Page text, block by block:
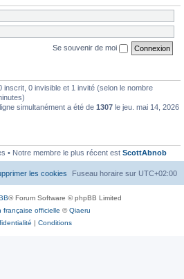
Se souvenir de moi
inscrit, 0 invisible et 1 invité (selon le nombre
simultanément a été de 1307 le jeu. mai 14, 2026
• Notre membre le plus récent est ScottAbnob
Fuseau horaire sur UTC+02:00
les cookies
® Forum Software © phpBB Limited
française officielle ©Qiaeru
| Conditions